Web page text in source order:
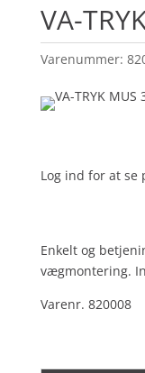
VA-
Varenummer:
Log ind for at se
Enkelt og
vægmontering.
Varenr. 820008